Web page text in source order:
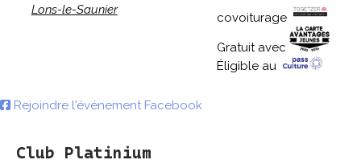
Lons-le-Saunier
covoiturage
Gratuit avec
Éligible au
Rejoindre l'événement Facebook
Club Platinium